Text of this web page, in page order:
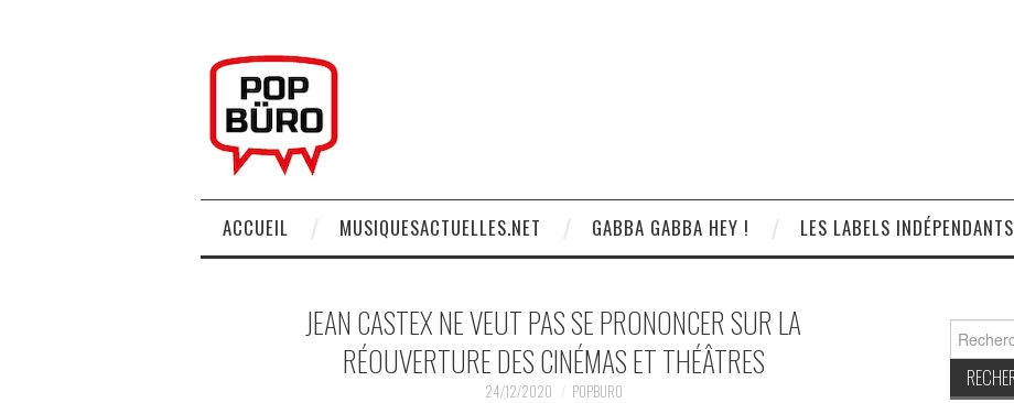
ACCUEIL MUSIQUESACTUELLES.NET GABBA GABBA HEY ! LES LABELS INDÉPENDANTS
JEAN CASTEX NE VEUT PAS SE PRONONCER SUR LA
RÉOUVERTURE DES CINÉMAS ET THÉÂTRES
24/12/2020 POPBURO